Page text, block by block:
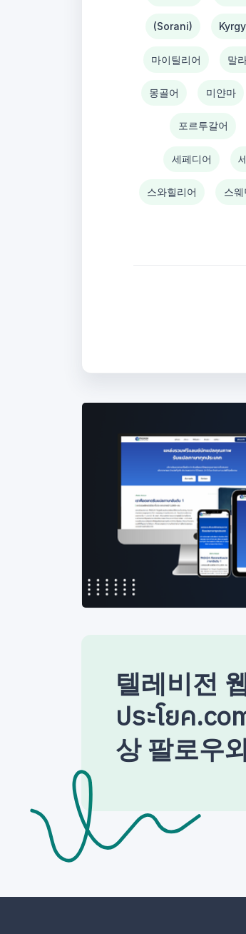
(Sorani)
마이틸리어 말
몽골어 미얀마
포르투갈어
세페디어
스와힐리어 스웨
텔레비전
ประโยค
상 팔로우